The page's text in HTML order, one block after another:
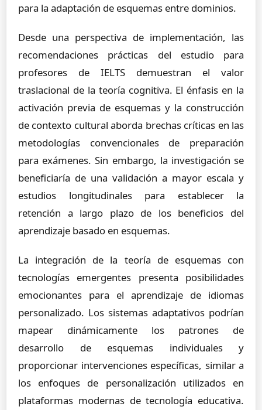
para la adaptación de esquemas entre dominios.
Desde una perspectiva de implementación, las
recomendaciones prácticas del estudio para
profesores de IELTS demuestran el valor
traslacional de la teoría cognitiva. El énfasis en la
activación previa de esquemas y la construcción
de contexto cultural aborda brechas críticas en las
metodologías convencionales de preparación
para exámenes. Sin embargo, la investigación se
beneficiaría de una validación a mayor escala y
estudios longitudinales para establecer la
retención a largo plazo de los beneficios del
aprendizaje basado en esquemas.
La integración de la teoría de esquemas con
tecnologías emergentes presenta posibilidades
emocionantes para el aprendizaje de idiomas
personalizado. Los sistemas adaptativos podrían
mapear dinámicamente los patrones de
desarrollo de esquemas individuales y
proporcionar intervenciones específicas, similar a
los enfoques de personalización utilizados en
plataformas modernas de tecnología educativa.